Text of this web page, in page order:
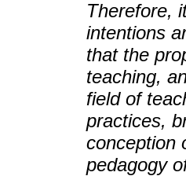
Therefore,
intentions
that the
teaching,
field of
practices,
conception
pedagogy